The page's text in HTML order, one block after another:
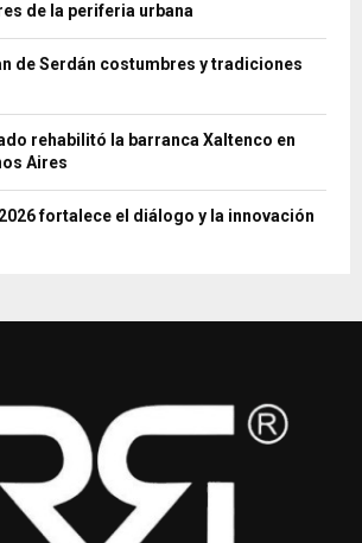
de la periferia urbana
de Serdán costumbres y tradiciones
rehabilitó la barranca Xaltenco en
Aires
fortalece el diálogo y la innovación